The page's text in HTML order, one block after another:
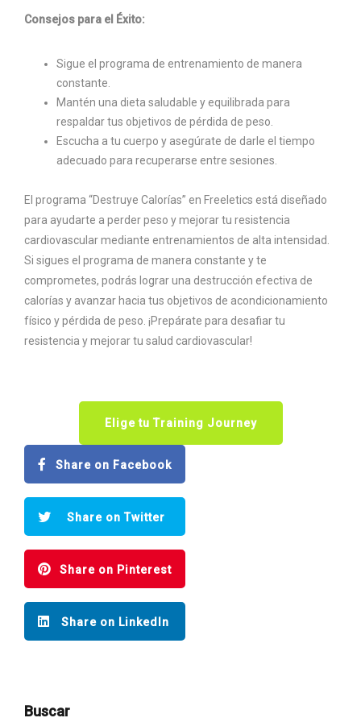
Consejos para el Éxito:
Sigue el programa de entrenamiento de manera
constante.
Mantén una dieta saludable y equilibrada para
respaldar tus objetivos de pérdida de peso.
Escucha a tu cuerpo y asegúrate de darle el tiempo
adecuado para recuperarse entre sesiones.
El programa “Destruye Calorías” en Freeletics está diseñado
para ayudarte a perder peso y mejorar tu resistencia
cardiovascular mediante entrenamientos de alta intensidad.
Si sigues el programa de manera constante y te
comprometes, podrás lograr una destrucción efectiva de
calorías y avanzar hacia tus objetivos de acondicionamiento
físico y pérdida de peso. ¡Prepárate para desafiar tu
resistencia y mejorar tu salud cardiovascular!
Elige tu Training Journey
Share on Facebook
Share on Twitter
Share on Pinterest
Share on LinkedIn
Buscar